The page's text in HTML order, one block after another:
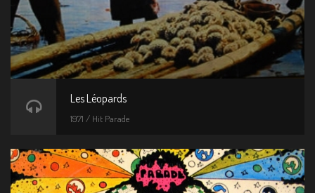
Les Léopards
1971 / Hit Parade